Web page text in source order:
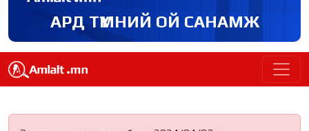
АРД ТҮМНИЙ ОЙ САНАМЖ